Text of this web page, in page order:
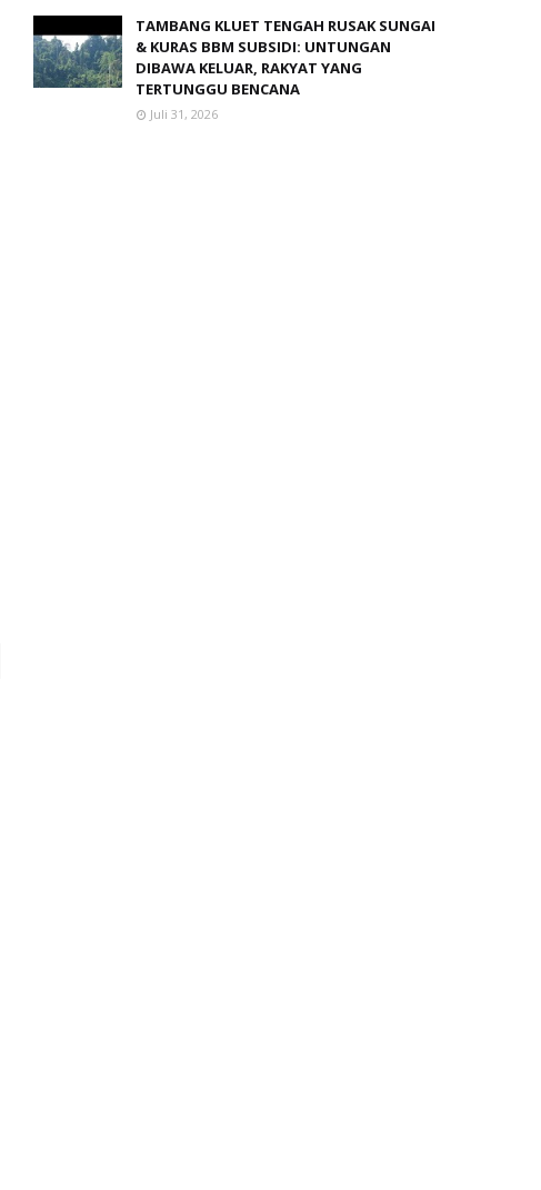
TAMBANG KLUET TENGAH RUSAK SUNGAI
& KURAS BBM SUBSIDI: UNTUNGAN
DIBAWA KELUAR, RAKYAT YANG
TERTUNGGU BENCANA
Juli 31, 2026